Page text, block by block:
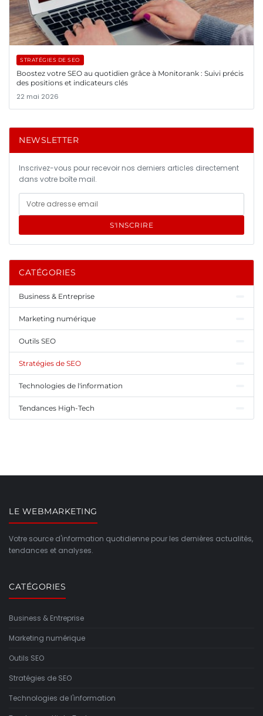
STRATÉGIES DE SEO
Boostez votre SEO au quotidien grâce à Monitorank : Suivi précis
des positions et indicateurs clés
22 mai 2026
NEWSLETTER
Inscrivez-vous pour recevoir nos derniers articles directement
dans votre boîte mail.
S'INSCRIRE
CATÉGORIES
Business & Entreprise
Marketing numérique
Outils SEO
Stratégies de SEO
Technologies de l'information
Tendances High-Tech
LE WEBMARKETING
Votre source d'information quotidienne pour les dernières actualités,
tendances et analyses.
CATÉGORIES
Business & Entreprise
Marketing numérique
Outils SEO
Stratégies de SEO
Technologies de l'information